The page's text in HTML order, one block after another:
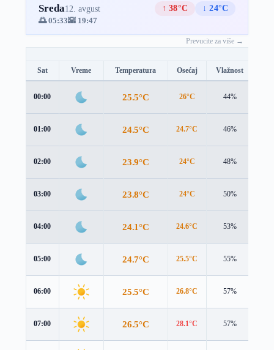
Sreda12. avgust ↑ 38°C
↓ 24°C
🌅 05:33🌇 19:47
Prevucite za više →
Sat Vreme Temperatura Osećaj Vlažnost
00:00 25.5°C 26°C 44%
01:00 24.5°C 24.7°C 46%
02:00 23.9°C 24°C 48%
03:00 23.8°C 24°C 50%
04:00 24.1°C 24.6°C 53%
05:00 24.7°C 25.5°C 55%
06:00 25.5°C 26.8°C 57%
07:00 26.5°C 28.1°C 57%